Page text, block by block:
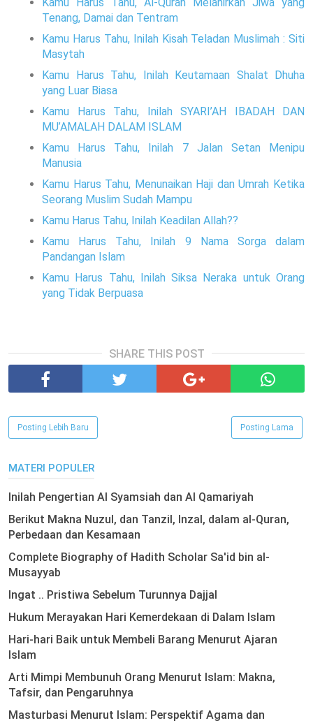
Kamu Harus Tahu, Al-Quran Melahirkan Jiwa yang
Tenang, Damai dan Tentram
Kamu Harus Tahu, Inilah Kisah Teladan Muslimah : Siti
Masytah
Kamu Harus Tahu, Inilah Keutamaan Shalat Dhuha
yang Luar Biasa
Kamu Harus Tahu, Inilah SYARI’AH IBADAH DAN
MU’AMALAH DALAM ISLAM
Kamu Harus Tahu, Inilah 7 Jalan Setan Menipu
Manusia
Kamu Harus Tahu, Menunaikan Haji dan Umrah Ketika
Seorang Muslim Sudah Mampu
Kamu Harus Tahu, Inilah Keadilan Allah??
Kamu Harus Tahu, Inilah 9 Nama Sorga dalam
Pandangan Islam
Kamu Harus Tahu, Inilah Siksa Neraka untuk Orang
yang Tidak Berpuasa
SHARE THIS POST
Posting Lebih Baru Posting Lama
MATERI POPULER
Inilah Pengertian Al Syamsiah dan Al Qamariyah
Berikut Makna Nuzul, dan Tanzil, Inzal, dalam al-Quran,
Perbedaan dan Kesamaan
Complete Biography of Hadith Scholar Sa'id bin al-
Musayyab
Ingat .. Pristiwa Sebelum Turunnya Dajjal
Hukum Merayakan Hari Kemerdekaan di Dalam Islam
Hari-hari Baik untuk Membeli Barang Menurut Ajaran
Islam
Arti Mimpi Membunuh Orang Menurut Islam: Makna,
Tafsir, dan Pengaruhnya
Masturbasi Menurut Islam: Perspektif Agama dan